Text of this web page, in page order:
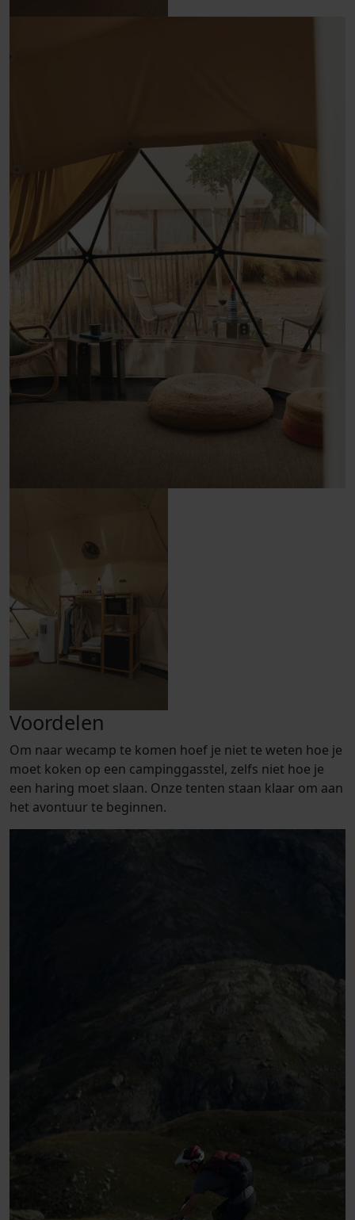
Voordelen
Om naar wecamp te komen hoef je niet te weten hoe je
moet koken op een campinggasstel, zelfs niet hoe je
een haring moet slaan. Onze tenten staan klaar om aan
het avontuur te beginnen.